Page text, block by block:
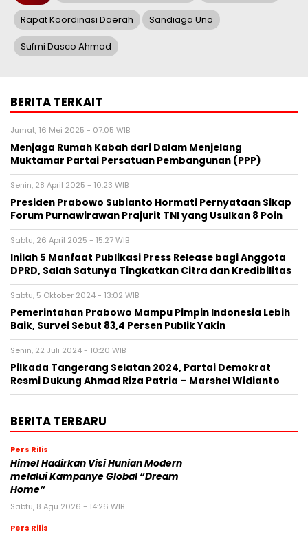
Rapat Koordinasi Daerah Sandiaga Uno
Sufmi Dasco Ahmad
BERITA TERKAIT
Jumat, 16 Mei 2025 - 07:05 WIB
Menjaga Rumah Kabah dari Dalam Menjelang
Muktamar Partai Persatuan Pembangunan (PPP)
Senin, 28 April 2025 - 10:23 WIB
Presiden Prabowo Subianto Hormati Pernyataan Sikap
Forum Purnawirawan Prajurit TNI yang Usulkan 8 Poin
Sabtu, 26 April 2025 - 15:27 WIB
Inilah 5 Manfaat Publikasi Press Release bagi Anggota
DPRD, Salah Satunya Tingkatkan Citra dan Kredibilitas
Sabtu, 5 Oktober 2024 - 13:02 WIB
Pemerintahan Prabowo Mampu Pimpin Indonesia Lebih
Baik, Survei Sebut 83,4 Persen Publik Yakin
Senin, 22 Juli 2024 - 10:20 WIB
Pilkada Tangerang Selatan 2024, Partai Demokrat
Resmi Dukung Ahmad Riza Patria – Marshel Widianto
BERITA TERBARU
Pers Rilis
Himel Hadirkan Visi Hunian Modern
melalui Kampanye Global “Dream
Home”
Sabtu, 8 Agu 2026 - 14:26 WIB
Pers Rilis